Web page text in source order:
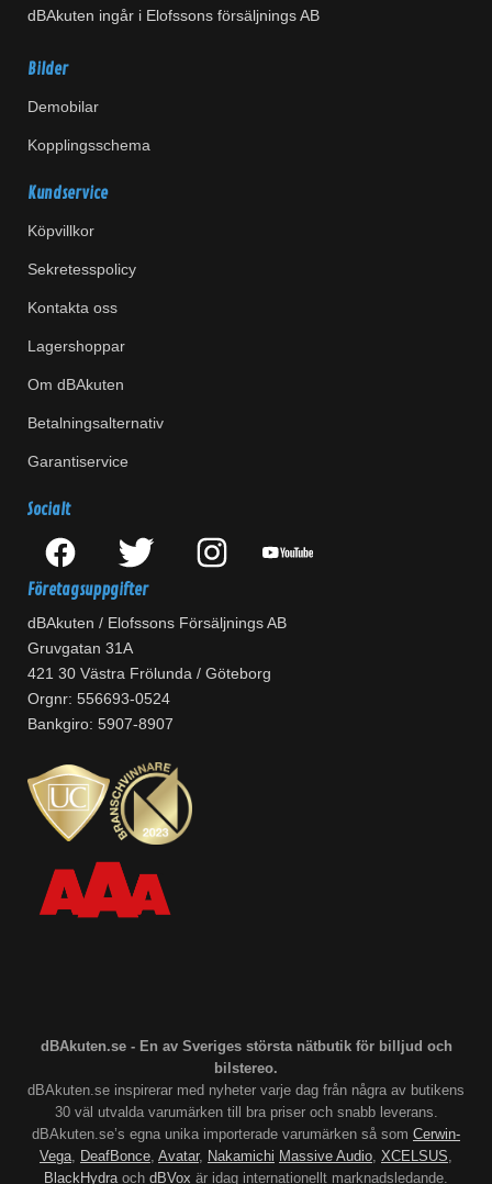
dBAkuten ingår i Elofssons försäljnings AB
Bilder
Demobilar
Kopplingsschema
Kundservice
Köpvillkor
Sekretesspolicy
Kontakta oss
Lagershoppar
Om dBAkuten
Betalningsalternativ
Garantiservice
Socialt
Företagsuppgifter
dBAkuten / Elofssons Försäljnings AB
Gruvgatan 31A
421 30 Västra Frölunda / Göteborg
Orgnr: 556693-0524
Bankgiro: 5907-8907
dBAkuten.se - En av Sveriges största nätbutik för billjud och
bilstereo.
dBAkuten.se inspirerar med nyheter varje dag från några av butikens
30 väl utvalda varumärken till bra priser och snabb leverans.
dBAkuten.se’s egna unika importerade varumärken så som Cerwin-
Vega, DeafBonce, Avatar, Nakamichi Massive Audio, XCELSUS,
BlackHydra och dBVox är idag internationellt marknadsledande.